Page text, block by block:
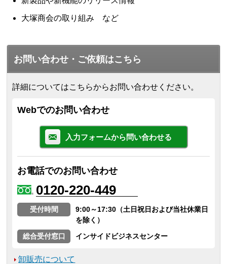
大塚商会の取り組み など
お問い合わせ・ご依頼はこちら
詳細についてはこちらからお問い合わせください。
Webでのお問い合わせ
入力フォームから問い合わせる
お電話でのお問い合わせ
0120-220-449
受付時間
9:00～17:30（土日祝日および当社休業日
を除く）
総合受付窓口
インサイドビジネスセンター
卸販売について